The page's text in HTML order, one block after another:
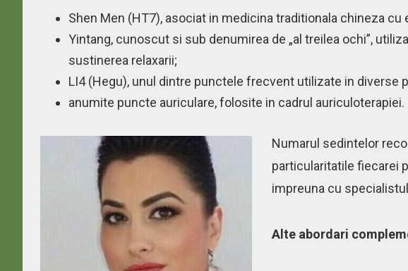
Shen Men (HT7), asociat in medicina traditionala chineza cu
Yintang, cunoscut si sub denumirea de „al treilea ochi”,
sustinerea relaxarii;
LI4 (Hegu), unul dintre punctele frecvent utilizate in diverse
anumite puncte auriculare, folosite in cadrul auriculoterapiei.
Numarul sedintelor
particularitatile fiecarei
impreuna cu
Alte abordari